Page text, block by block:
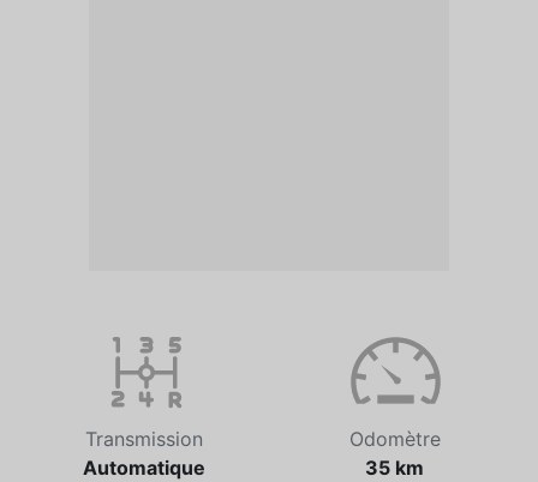
Transmission
Automatique
Odomètre
35 km